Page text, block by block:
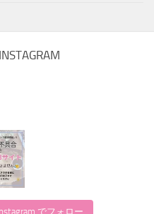
でフォロー